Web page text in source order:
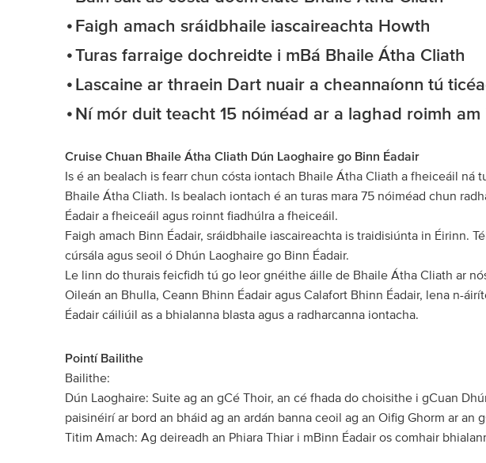
Faigh amach sráidbhaile iascaireachta Howth
Turas farraige dochreidte i mBá Bhaile Átha Cliath
Lascaine ar thraein Dart nuair a cheannaíonn tú
Ní mór duit teacht 15 nóiméad ar a laghad roimh am
Cruise Chuan Bhaile Átha Cliath Dún Laoghaire go Binn Éadair
Is é an bealach is fearr chun cósta iontach Bhaile Átha Cliath a fheiceáil ná
Bhaile Átha Cliath. Is bealach iontach é an turas mara 75 nóiméad chun
Éadair a fheiceáil agus roinnt fiadhúlra a fheiceáil.
Faigh amach Binn Éadair, sráidbhaile iascaireachta is traidisiúnta in Éirinn.
cúrsála agus seoil ó Dhún Laoghaire go Binn Éadair.
Le linn do thurais feicfidh tú go leor gnéithe áille de Bhaile Átha Cliath ar
Oileán an Bhulla, Ceann Bhinn Éadair agus Calafort Bhinn Éadair, lena n-
Éadair cáiliúil as a bhialanna blasta agus a radharcanna iontacha.
Pointí Bailithe
Bailithe:
Dún Laoghaire: Suite ag an gCé Thoir, an cé fhada do choisithe i gCuan
paisinéirí ar bord an bháid ag an ardán banna ceoil ag an Oifig Ghorm ar an
Titim Amach: Ag deireadh an Phiara Thiar i mBinn Éadair os comhair